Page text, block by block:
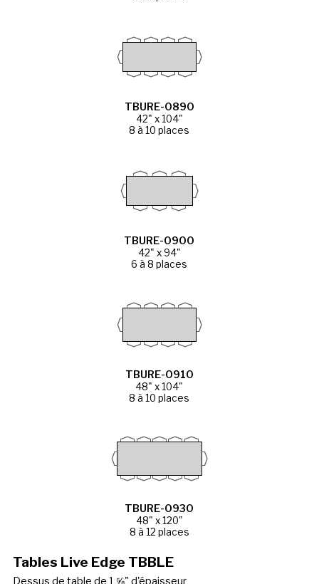
TBURE-0890
42" x 104"
8 à 10 places
TBURE-0900
42" x 94"
6 à 8 places
TBURE-0910
48" x 104"
8 à 10 places
TBURE-0930
48" x 120"
8 à 12 places
Tables Live Edge TBBLE
Dessus de table de 1 ⅝" d'épaisseur